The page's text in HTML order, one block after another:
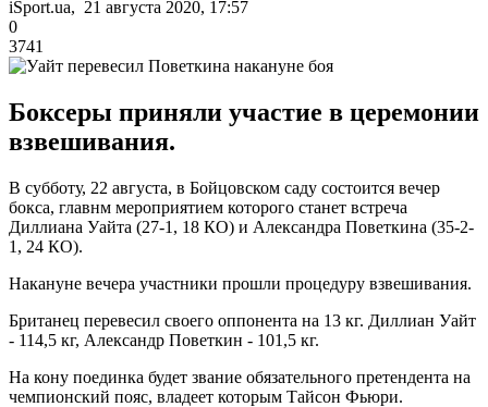
iSport.ua, 21 августа 2020, 17:57
0
3741
Боксеры приняли участие в церемонии
взвешивания.
В субботу, 22 августа, в Бойцовском саду состоится вечер
бокса, главнм мероприятием которого станет встреча
Диллиана Уайта (27-1, 18 КО) и Александра Поветкина (35-2-
1, 24 КО).
Накануне вечера участники прошли процедуру взвешивания.
Британец перевесил своего оппонента на 13 кг. Диллиан Уайт
- 114,5 кг, Александр Поветкин - 101,5 кг.
На кону поединка будет звание обязательного претендента на
чемпионский пояс, владеет которым Тайсон Фьюри.